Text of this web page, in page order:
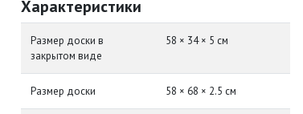
Характеристики
Размер доски в
закрытом виде
58 × 34 × 5 см
Размер доски 58 × 68 × 2.5 см